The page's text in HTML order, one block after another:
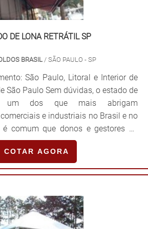
DE LONA RETRÁTIL SP
BRASIL/ SÃO PAULO - SP
São Paulo, Litoral e Interior de
São Paulo Sem dúvidas, o estado de
dos que mais abrigam
e industriais no Brasil e no
comum que donos e gestores de
façam a solicitação do toldo
SP, uma solução econômica e
VANTAGENS DO
natural, bem como com
sintéticas em PVC ou em tecido
COTAR AGORA